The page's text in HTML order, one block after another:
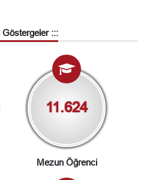
:::
11.624
Mezun Öğrenci